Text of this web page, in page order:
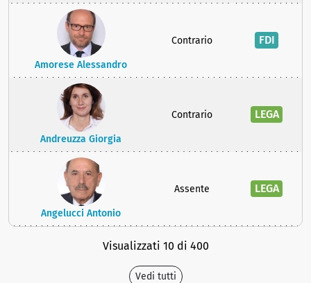
Amorese Alessandro
Contrario FDI
Andreuzza Giorgia
Contrario LEGA
Angelucci Antonio
Assente LEGA
Visualizzati 10 di 400
Vedi tutti